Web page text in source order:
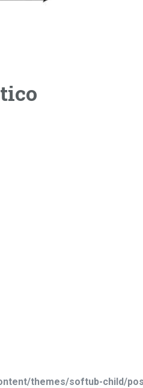
themes/softub-child/